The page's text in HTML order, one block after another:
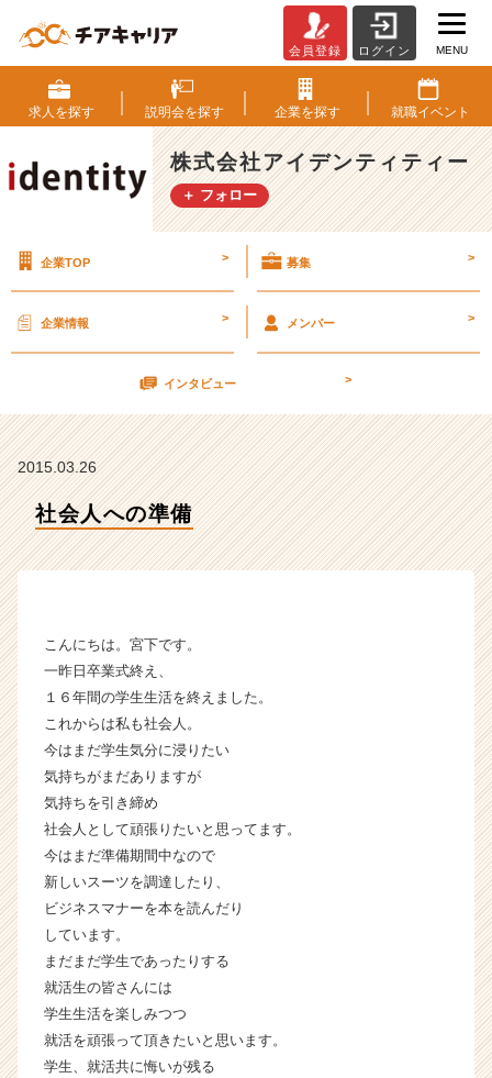
会
人
へ
の
準
備
社
デ
ン
の
イ
イ
ベ
ン
チ
ャ
企
業
か
ス
が
会員登録 ログイン MENU
求人を探す 説明会を探す 企業を探す 就職イベント
株式会社アイデンティティー
＋ フォロー
企業TOP > 募集 >
企業情報 > メンバー >
インタビュー >
2015.03.26
社会人への準備
こんにちは。宮下です。
一昨日卒業式終え、
１６年間の学生生活を終えました。
これからは私も社会人。
今はまだ学生気分に浸りたい
気持ちがまだありますが
気持ちを引き締め
社会人として頑張りたいと思ってます。
今はまだ準備期間中なので
新しいスーツを調達したり、
ビジネスマナーを本を読んだり
しています。
まだまだ学生であったりする
就活生の皆さんには
学生生活を楽しみつつ
就活を頑張って頂きたいと思います。
学生、就活共に悔いが残る